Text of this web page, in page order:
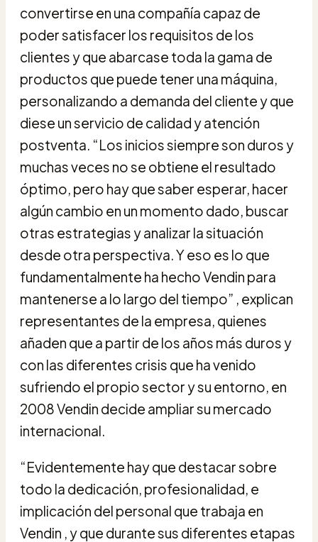
convertirse en una compañía capaz de
poder satisfacer los requisitos de los
clientes y que abarcase toda la gama de
productos que puede tener una máquina,
personalizando a demanda del cliente y que
diese un servicio de calidad y atención
postventa. “Los inicios siempre son duros y
muchas veces no se obtiene el resultado
óptimo, pero hay que saber esperar, hacer
algún cambio en un momento dado, buscar
otras estrategias y analizar la situación
desde otra perspectiva. Y eso es lo que
fundamentalmente ha hecho Vendin para
mantenerse a lo largo del tiempo” , explican
representantes de la empresa, quienes
añaden que a partir de los años más duros y
con las diferentes crisis que ha venido
sufriendo el propio sector y su entorno, en
2008 Vendin decide ampliar su mercado
internacional.
“Evidentemente hay que destacar sobre
todo la dedicación, profesionalidad, e
implicación del personal que trabaja en
Vendin , y que durante sus diferentes etapas